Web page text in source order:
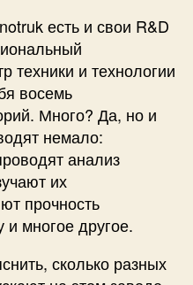
есть и свои R&D
техники и технологии
восемь
Много? Да, но и
немало:
анализ
их
прочность
и многое другое.
сколько разных